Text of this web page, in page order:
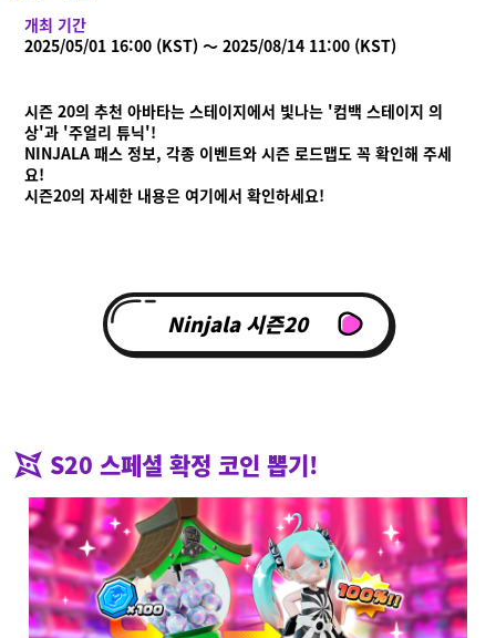
Ninjala란?
플레이 방법
닌자 껌
스테이지
온라인 매뉴얼
Language
개최 기간
2025/05/01 16:00 (KST) ～ 2025/08/14 11:00 (KST)
시즌 20의 추천 아바타는 스테이지에서 빛나는 '컴백 스테이지 의
상'과 '주얼리 튜닉'!
NINJALA 패스 정보, 각종 이벤트와 시즌 로드맵도 꼭 확인해 주세
요!
시즌20의 자세한 내용은 여기에서 확인하세요!
Ninjala 시즌20
S20 스페셜 확정 코인 뽑기!